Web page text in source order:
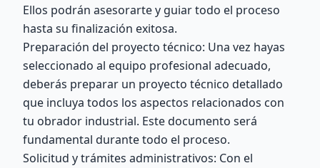
Ellos podrán asesorarte y guiar todo el proceso
hasta su finalización exitosa.
Preparación del proyecto técnico: Una vez hayas
seleccionado al equipo profesional adecuado,
deberás preparar un proyecto técnico detallado
que incluya todos los aspectos relacionados con
tu obrador industrial. Este documento será
fundamental durante todo el proceso.
Solicitud y trámites administrativos: Con el